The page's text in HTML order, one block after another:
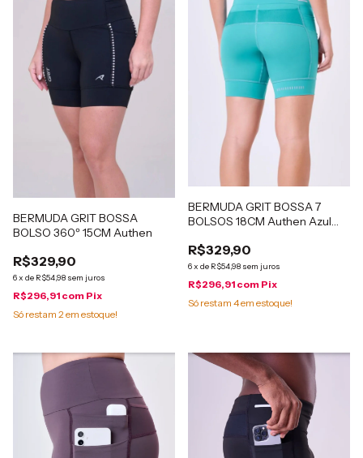
BERMUDA GRIT BOSSA
BOLSO 360º 15CM Authen
R$329,90
6x de R$54,98 sem juros
R$296,91 com Pix
Só restam 2em estoque!
BERMUDA GRIT BOSSA 7
BOLSOS 18CM Authen Azul
R$329,90
6x de R$54,98 sem juros
R$296,91 com Pix
Só restam 4em estoque!